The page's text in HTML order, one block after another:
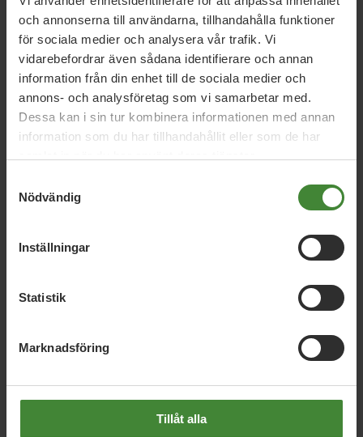
och annonserna till användarna, tillhandahålla funktioner
för sociala medier och analysera vår trafik. Vi
vidarebefordrar även sådana identifierare och annan
information från din enhet till de sociala medier och
annons- och analysföretag som vi samarbetar med.
Dessa kan i sin tur kombinera informationen med annan
information som du har tillhandahållit eller som de har
Nödvändig
Inställningar
Statistik
Marknadsföring
Tillåt alla
Visa resultat
Våra kandidater till kommunfullmäktige
Dela denna sida och hjälp oss
attsprida vårt budskap